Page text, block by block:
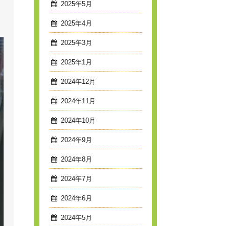
2025年5月
2025年4月
2025年3月
2025年1月
2024年12月
2024年11月
2024年10月
2024年9月
2024年8月
2024年7月
2024年6月
2024年5月